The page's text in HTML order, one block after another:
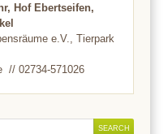
Hof Ebertseifen,
e.V., Tierpark
// 02734-571026